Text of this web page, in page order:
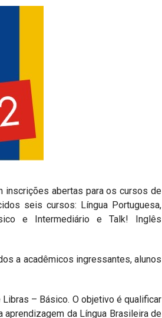
inscrições abertas para os cursos de
seis cursos: Língua Portuguesa,
e Intermediário e Talk! Inglês
a acadêmicos ingressantes, alunos
– Básico. O objetivo é qualificar
da Língua Brasileira de